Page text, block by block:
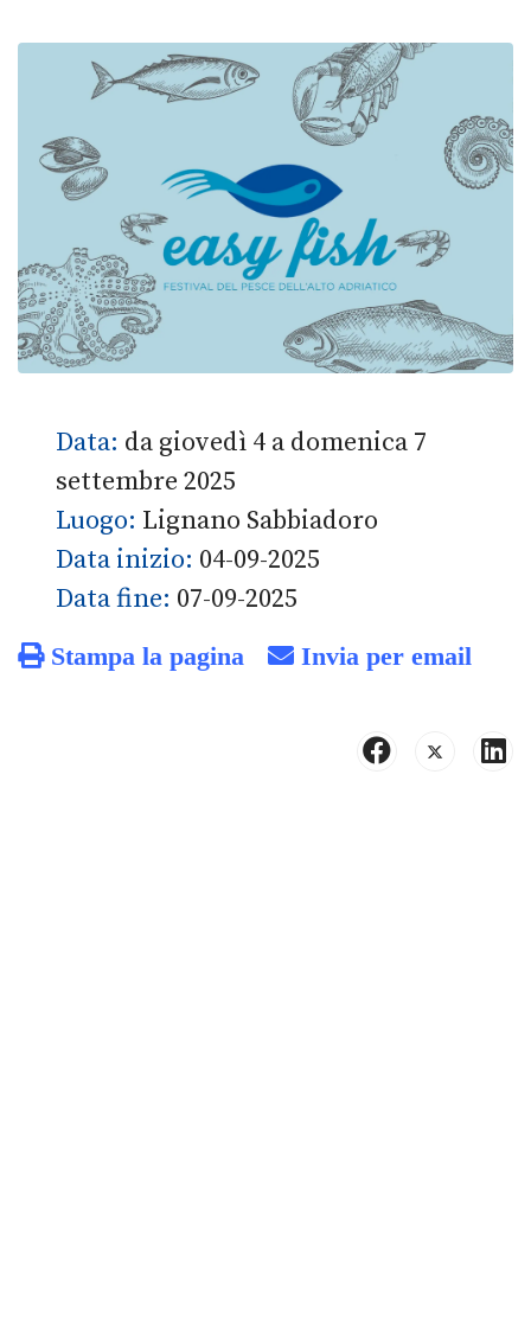
Data: da giovedì 4 a domenica 7
settembre 2025
Luogo: Lignano Sabbiadoro
Data inizio: 04-09-2025
Data fine: 07-09-2025
Stampa la pagina Invia per email